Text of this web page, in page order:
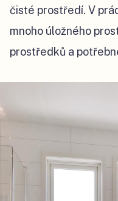
čisté prostředí. V
mnoho úložného
prostředků a